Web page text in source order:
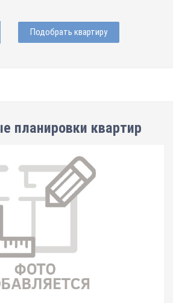
Подобрать квартиру
планировки квартир